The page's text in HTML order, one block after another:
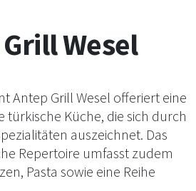
Wesel
Antep Grill Wesel offeriert eine
türkische Küche, die sich durch
auszeichnet. Das
Repertoire umfasst zudem
Pasta sowie eine Reihe